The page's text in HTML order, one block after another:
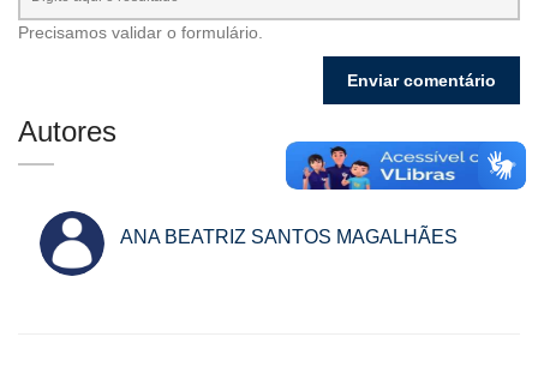
Precisamos validar o formulário.
Autores
ANA BEATRIZ SANTOS MAGALHÃES